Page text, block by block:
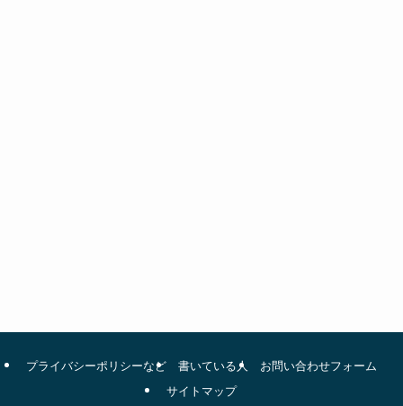
プライバシーポリシーなど 書いている人
お問い合わせフォーム
サイトマップ